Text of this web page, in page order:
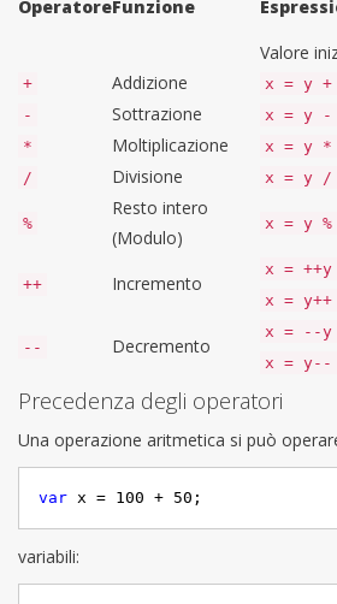
OperatoreFunzione
Valore
+ Addizione x = y +
-
Sottrazione x = y -
*
Moltiplicazione x = y *
/
Divisione x = y /
%
Resto intero
(Modulo)
x = y %
++ Incremento
x = ++y
x = y++
-- Decremento
x = --y
x = y--
Precedenza degli operatori
Una operazione aritmetica si può
var x = 100 + 50 ;
variabili: